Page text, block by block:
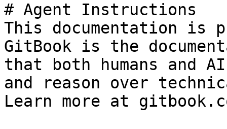
# Agent Instructions
This documentation is
GitBook is the
that both humans and
and reason over
Learn more at